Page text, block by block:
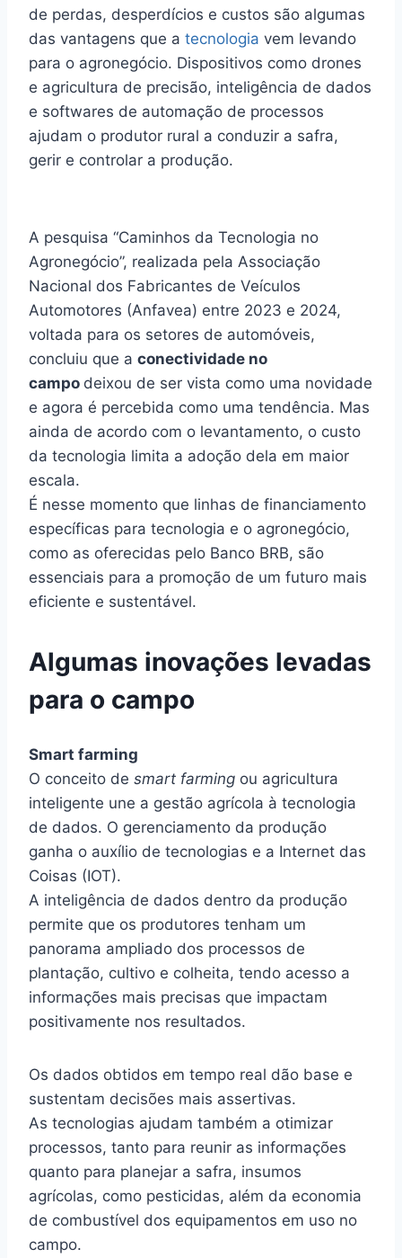
de perdas, desperdícios e custos são algumas
das vantagens que a tecnologia vem levando
para o agronegócio. Dispositivos como drones
e agricultura de precisão, inteligência de dados
e softwares de automação de processos
ajudam o produtor rural a conduzir a safra,
gerir e controlar a produção.
A pesquisa “Caminhos da Tecnologia no
Agronegócio”, realizada pela Associação
Nacional dos Fabricantes de Veículos
Automotores (Anfavea) entre 2023 e 2024,
voltada para os setores de automóveis,
concluiu que a conectividade no
campo deixou de ser vista como uma novidade
e agora é percebida como uma tendência. Mas
ainda de acordo com o levantamento, o custo
da tecnologia limita a adoção dela em maior
escala.
É nesse momento que linhas de financiamento
específicas para tecnologia e o agronegócio,
como as oferecidas pelo Banco BRB, são
essenciais para a promoção de um futuro mais
eficiente e sustentável.
Algumas inovações levadas
para o campo
Smart farming
O conceito de smart farming ou agricultura
inteligente une a gestão agrícola à tecnologia
de dados. O gerenciamento da produção
ganha o auxílio de tecnologias e a Internet das
Coisas (IOT).
A inteligência de dados dentro da produção
permite que os produtores tenham um
panorama ampliado dos processos de
plantação, cultivo e colheita, tendo acesso a
informações mais precisas que impactam
positivamente nos resultados.
Os dados obtidos em tempo real dão base e
sustentam decisões mais assertivas.
As tecnologias ajudam também a otimizar
processos, tanto para reunir as informações
quanto para planejar a safra, insumos
agrícolas, como pesticidas, além da economia
de combustível dos equipamentos em uso no
campo.